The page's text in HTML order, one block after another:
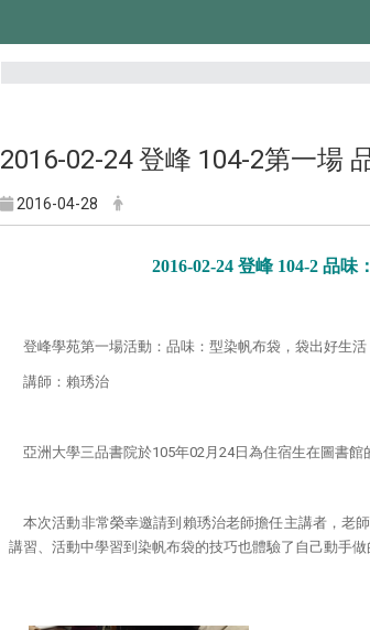
2016-02-24 登峰 104-2第一場
2016-04-28
2016-02-24 登峰 104-2 品
登峰學苑第一場活動：品味：型染帆布袋，袋出好生活
講師 ： 賴琇治
亞洲大學三品書院於105年02月24日為住宿生在圖書館
本次活動非常榮幸邀請到賴琇治老師擔任主講者，老
講習、活動中學習到染帆布袋的技巧也體驗了自己動手做